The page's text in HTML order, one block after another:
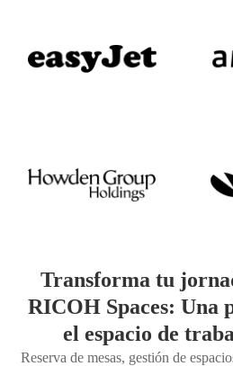
Transforma tu
RICOH Spaces: Una
el espacio de
Reserva de mesas, gestión de